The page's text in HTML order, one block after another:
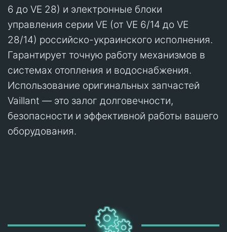
6 до VE 28) и электронные блоки
управления серии VE (от VE 6/14 до VE
28/14) российско-украинского исполнения.
Гарантирует точную работу механизмов в
системах отопления и водоснабжения.
Использование оригинальных запчастей
Vaillant — это залог долговечности,
безопасности и эффективной работы вашего
оборудования.